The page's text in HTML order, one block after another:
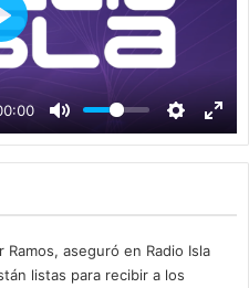
P
a
y
aseguró en Radio Isla
listas para recibir a los